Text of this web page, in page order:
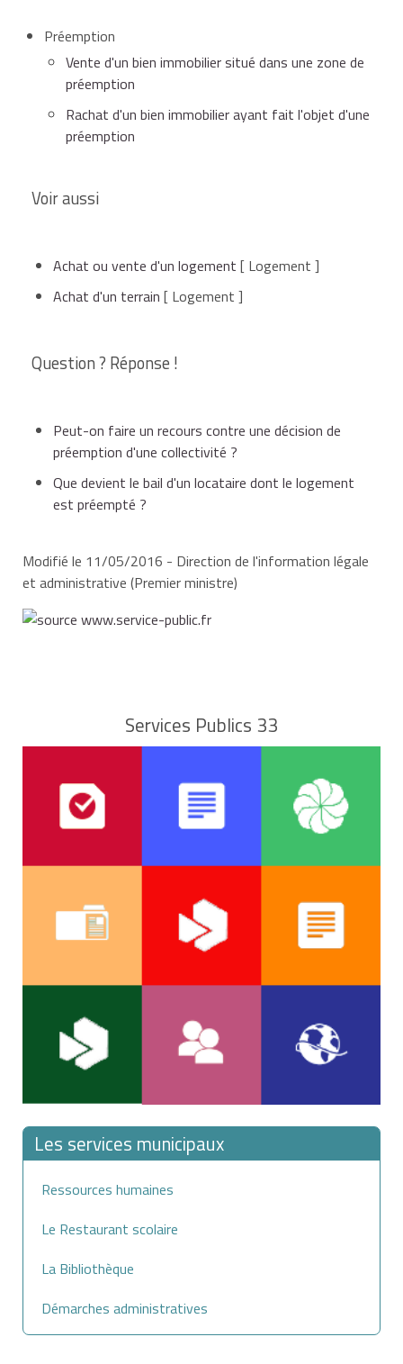
Préemption
Vente d'un bien immobilier situé dans une zone de
préemption
Rachat d'un bien immobilier ayant fait l'objet d'une
préemption
Voir aussi
Achat ou vente d'un logement [ Logement ]
Achat d'un terrain [ Logement ]
Question ? Réponse !
Peut-on faire un recours contre une décision de
préemption d'une collectivité ?
Que devient le bail d'un locataire dont le logement
est préempté ?
Modifié le 11/05/2016 - Direction de l'information légale
et administrative (Premier ministre)
Services Publics 33
Les services municipaux
Ressources humaines
Le Restaurant scolaire
La Bibliothèque
Démarches administratives